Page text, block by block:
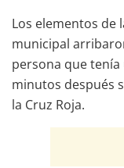
Los elementos de
municipal
persona que
minutos después
la Cruz Roja.